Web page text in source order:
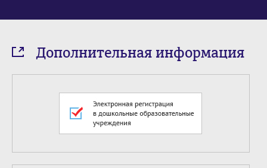
Дополнительная информация